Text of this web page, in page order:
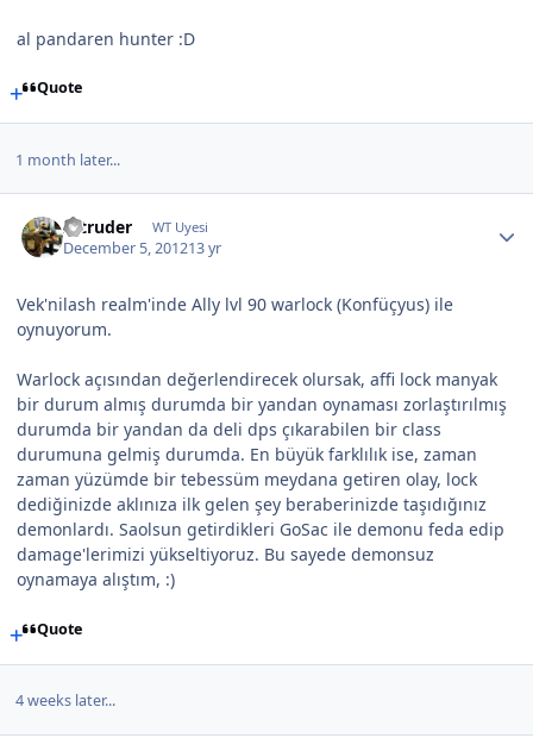
al pandaren hunter :D
Quote
1 month later...
Intruder WT Uyesi
December 5, 201213 yr
Vek'nilash realm'inde Ally lvl 90 warlock (Konfüçyus) ile
oynuyorum.
Warlock açısından değerlendirecek olursak, affi lock manyak
bir durum almış durumda bir yandan oynaması zorlaştırılmış
durumda bir yandan da deli dps çıkarabilen bir class
durumuna gelmiş durumda. En büyük farklılık ise, zaman
zaman yüzümde bir tebessüm meydana getiren olay, lock
dediğinizde aklınıza ilk gelen şey beraberinizde taşıdığınız
demonlardı. Saolsun getirdikleri GoSac ile demonu feda edip
damage'lerimizi yükseltiyoruz. Bu sayede demonsuz
oynamaya alıştım, :)
Quote
4 weeks later...